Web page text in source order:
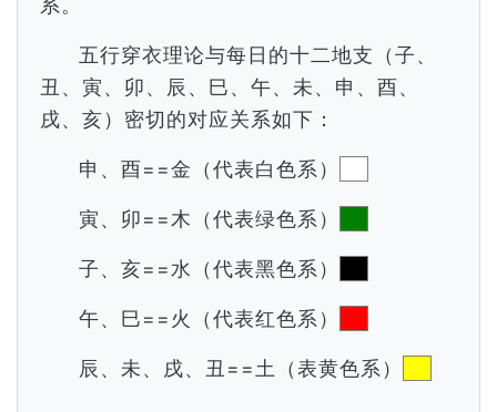
系。
五行穿衣理论与每日的十二地支（子、
丑、寅、卯、辰、巳、午、未、申、酉、
戌、亥）密切的对应关系如下：
申、酉==金（代表白色系）
寅、卯==木（代表绿色系）
子、亥==水（代表黑色系）
午、巳==火（代表红色系）
辰、未、戌、丑==土（表黄色系）